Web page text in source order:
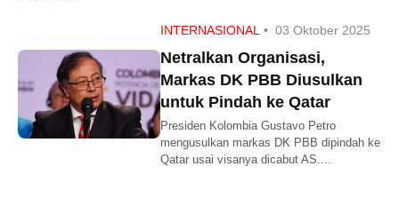
INTERNASIONAL • 03 Oktober 2025
Netralkan Organisasi,
Markas DK PBB Diusulkan
untuk Pindah ke Qatar
Presiden Kolombia Gustavo Petro
mengusulkan markas DK PBB dipindah ke
Qatar usai visanya dicabut AS....